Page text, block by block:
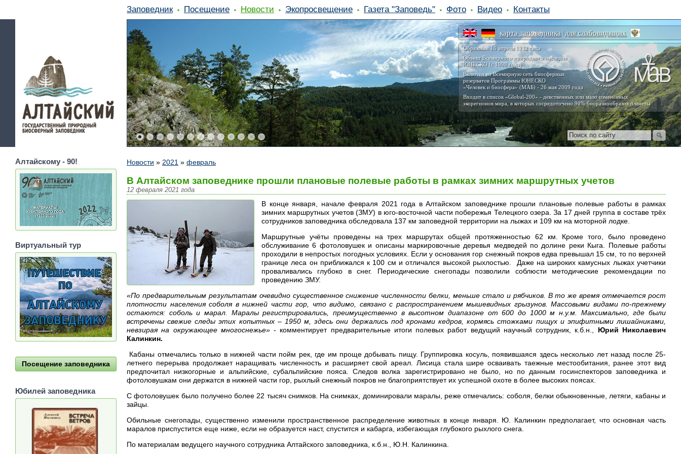
карта заповедника | для слабовидящих
Образован 16 апреля 1932 года
Объект Всемирного природного наследия
ЮНЕСКО (с 1998 года)
Включён во Всемирную сеть биосферных
резерватов Программы ЮНЕСКО
«Человек и биосфера» (МАБ) - 26 мая 2009 года
Входит в список «Global-200» - девственных или мало изменённых
экорегионов мира, в которых сосредоточено 90% биоразнообразия планеты
Заповедник Посещение Новости Экопросвещение Газета "Заповедь" Фото Видео Контакты
Новости » 2021 » февраль
В Алтайском заповеднике прошли плановые полевые работы в рамках зимних маршрутных учетов
12 февраля 2021 года
В конце января, начале февраля 2021 года в Алтайском заповеднике прошли плановые полевые работы в рамках
зимних маршрутных учетов (ЗМУ) в юго-восточной части побережья Телецкого озера. За 17 дней группа в составе трёх
сотрудников заповедника обследовала 137 км заповедной территории на лыжах и 109 км на моторной лодке.
Маршрутные учёты проведены на трех маршрутах общей протяженностью 62 км. Кроме того, было проведено
обслуживание 6 фотоловушек и описаны маркировочные деревья медведей по долине реки Кыга. Полевые работы
проходили в непростых погодных условиях. Если у основания гор снежный покров едва превышал 15 см, то по верхней
границе леса он приближался к 100 см и отличался высокой рыхлостью. Даже на широких камусных лыжах учетчики
проваливались глубоко в снег. Периодические снегопады позволили соблюсти методические рекомендации по
проведению ЗМУ.
«По предварительным результатам очевидно существенное снижение численности белки, меньше стало и рябчиков. В то же время отмечается рост
плотности населения соболя в нижней части гор, что видимо, связано с распространением мышевидных грызунов. Массовыми видами по-прежнему
остаются: соболь и марал. Маралы регистрировались, преимущественно в высотном диапазоне от 600 до 1000 м н.у.м. Максимально, где были
встречены свежие следы этих копытных – 1950 м, здесь они держались под кронами кедров, кормясь стожками пищух и эпифитными лишайниками,
невзирая на окружающее многоснежье»- комментирует предварительные итоги полевых работ ведущий научный сотрудник, к.б.н., Юрий Николаевич
Калинкин.
Кабаны отмечались только в нижней части пойм рек, где им проще добывать пищу. Группировка косуль, появившаяся здесь несколько лет назад после 25-
летнего перерыва продолжает наращивать численность и расширяет свой ареал. Лисица стала шире осваивать таежные местообитания, ранее этот вид
предпочитал низкогорные и альпийские, субальпийские пояса. Следов волка зарегистрировано не было, но по данным госинспекторов заповедника и
фотоловушкам они держатся в нижней части гор, рыхлый снежный покров не благоприятствует их успешной охоте в более высоких поясах.
С фотоловушек было получено более 22 тысяч снимков. На снимках, доминировали маралы, реже отмечались: соболя, белки обыкновенные, летяги, кабаны и
зайцы.
Обильные снегопады, существенно изменили пространственное распределение животных в конце января. Ю. Калинкин предполагает, что основная часть
маралов приспустится еще ниже, если не образуется наст, спустится и кабарга, избегающая глубокого рыхлого снега.
По материалам ведущего научного сотрудника Алтайского заповедника, к.б.н., Ю.Н. Калинкина.
Алтайскому - 90!
Виртуальный тур
Посещение заповедника
Юбилей заповедника